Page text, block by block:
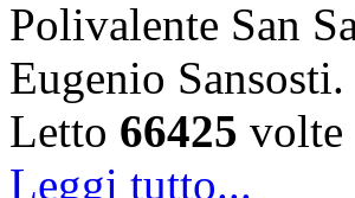
Polivalente San
Eugenio Sansosti.
Letto 66425 volte
Leggi tutto...